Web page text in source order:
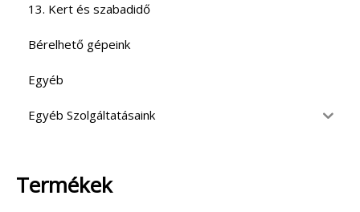
13. Kert és szabadidő
Bérelhető gépeink
Egyéb
Egyéb Szolgáltatásaink
Termékek